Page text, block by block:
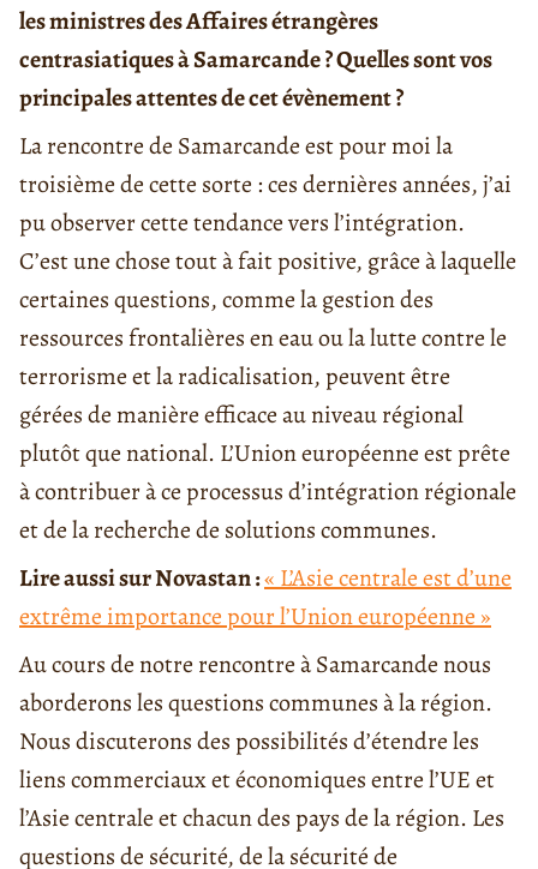
les ministres des Affaires étrangères
centrasiatiques à Samarcande ? Quelles sont vos
principales attentes de cet évènement ?
La rencontre de Samarcande est pour moi la
troisième de cette sorte : ces dernières années, j’ai
pu observer cette tendance vers l’intégration.
C’est une chose tout à fait positive, grâce à laquelle
certaines questions, comme la gestion des
ressources frontalières en eau ou la lutte contre le
terrorisme et la radicalisation, peuvent être
gérées de manière efficace au niveau régional
plutôt que national. L’Union européenne est prête
à contribuer à ce processus d’intégration régionale
et de la recherche de solutions communes.
Lire aussi sur Novastan :« L’Asie centrale est d’une
extrême importance pour l’Union européenne »
Au cours de notre rencontre à Samarcande nous
aborderons les questions communes à la région.
Nous discuterons des possibilités d’étendre les
liens commerciaux et économiques entre l’UE et
l’Asie centrale et chacun des pays de la région. Les
questions de sécurité, de la sécurité de